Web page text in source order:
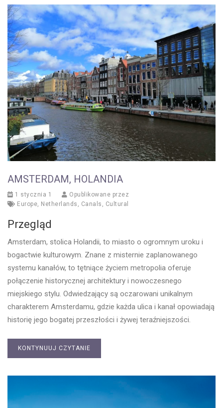
AMSTERDAM, HOLANDIA
1 stycznia 1
Opublikowane przez
Europe, Netherlands , Canals , Cultural
Przegląd
Amsterdam, stolica Holandii, to miasto o ogromnym uroku i
bogactwie kulturowym. Znane z misternie zaplanowanego
systemu kanałów, to tętniące życiem metropolia oferuje
połączenie historycznej architektury i nowoczesnego
miejskiego stylu. Odwiedzający są oczarowani unikalnym
charakterem Amsterdamu, gdzie każda ulica i kanał opowiadają
historię jego bogatej przeszłości i żywej teraźniejszości.
KONTYNUUJ CZYTANIE